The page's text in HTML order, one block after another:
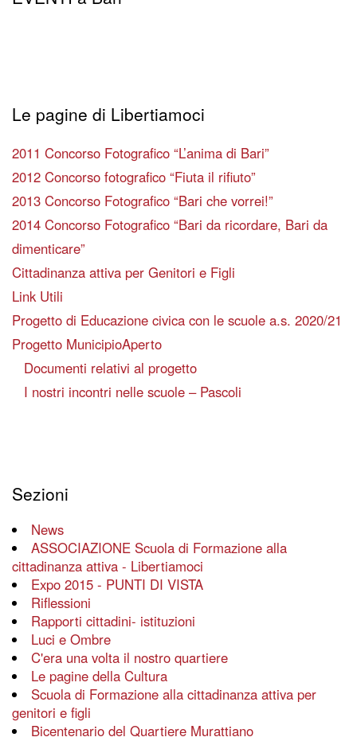
Le pagine di Libertiamoci
2011 Concorso Fotografico “L’anima di Bari”
2012 Concorso fotografico “Fiuta il rifiuto”
2013 Concorso Fotografico “Bari che vorrei!”
2014 Concorso Fotografico “Bari da ricordare, Bari da
dimenticare”
Cittadinanza attiva per Genitori e Figli
Link Utili
Progetto di Educazione civica con le scuole a.s. 2020/21
Progetto MunicipioAperto
Documenti relativi al progetto
I nostri incontri nelle scuole – Pascoli
Sezioni
News
ASSOCIAZIONE Scuola di Formazione alla
cittadinanza attiva - Libertiamoci
Expo 2015 - PUNTI DI VISTA
Riflessioni
Rapporti cittadini- istituzioni
Luci e Ombre
C'era una volta il nostro quartiere
Le pagine della Cultura
Scuola di Formazione alla cittadinanza attiva per
genitori e figli
Bicentenario del Quartiere Murattiano